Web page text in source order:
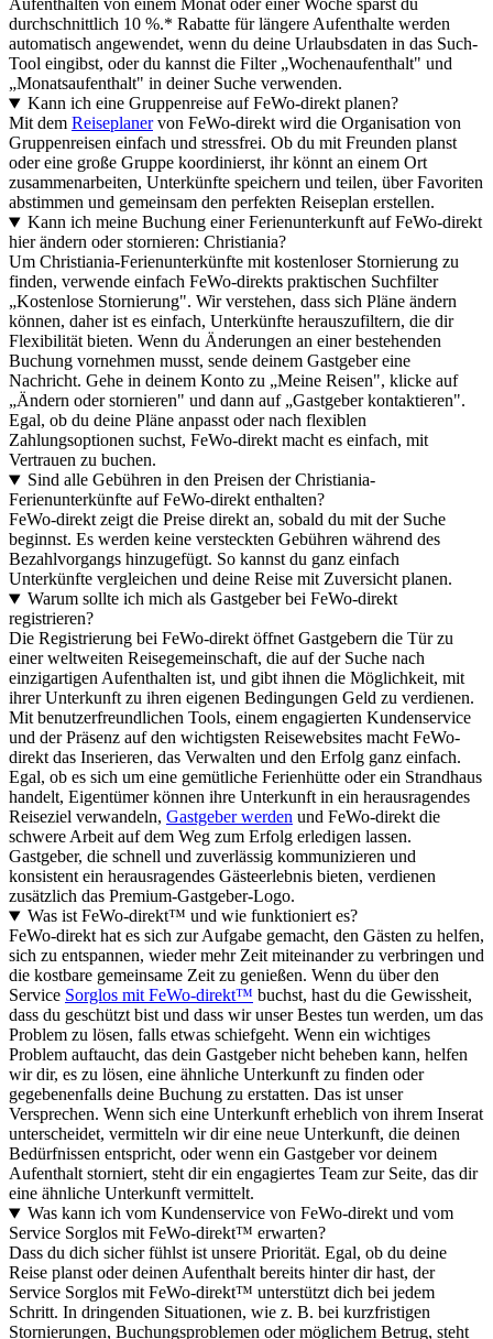
Aufenthalten von einem Monat oder einer Woche sparst du
durchschnittlich 10 %.* Rabatte für längere Aufenthalte werden
automatisch angewendet, wenn du deine Urlaubsdaten in das Such-
Tool eingibst, oder du kannst die Filter „Wochenaufenthalt" und
„Monatsaufenthalt" in deiner Suche verwenden.
Kann ich eine Gruppenreise auf FeWo-direkt planen?
Mit dem Reiseplanervon FeWo-direkt wird die Organisation von
Gruppenreisen einfach und stressfrei. Ob du mit Freunden planst
oder eine große Gruppe koordinierst, ihr könnt an einem Ort
zusammenarbeiten, Unterkünfte speichern und teilen, über Favoriten
abstimmen und gemeinsam den perfekten Reiseplan erstellen.
Kann ich meine Buchung einer Ferienunterkunft auf FeWo-direkt
hier ändern oder stornieren: Christiania?
Um Christiania-Ferienunterkünfte mit kostenloser Stornierung zu
finden, verwende einfach FeWo-direkts praktischen Suchfilter
„Kostenlose Stornierung". Wir verstehen, dass sich Pläne ändern
können, daher ist es einfach, Unterkünfte herauszufiltern, die dir
Flexibilität bieten. Wenn du Änderungen an einer bestehenden
Buchung vornehmen musst, sende deinem Gastgeber eine
Nachricht. Gehe in deinem Konto zu „Meine Reisen", klicke auf
„Ändern oder stornieren" und dann auf „Gastgeber kontaktieren".
Egal, ob du deine Pläne anpasst oder nach flexiblen
Zahlungsoptionen suchst, FeWo-direkt macht es einfach, mit
Vertrauen zu buchen.
Sind alle Gebühren in den Preisen der Christiania-
Ferienunterkünfte auf FeWo-direkt enthalten?
FeWo-direkt zeigt die Preise direkt an, sobald du mit der Suche
beginnst. Es werden keine versteckten Gebühren während des
Bezahlvorgangs hinzugefügt. So kannst du ganz einfach
Unterkünfte vergleichen und deine Reise mit Zuversicht planen.
Warum sollte ich mich als Gastgeber bei FeWo-direkt
registrieren?
Die Registrierung bei FeWo-direkt öffnet Gastgebern die Tür zu
einer weltweiten Reisegemeinschaft, die auf der Suche nach
einzigartigen Aufenthalten ist, und gibt ihnen die Möglichkeit, mit
ihrer Unterkunft zu ihren eigenen Bedingungen Geld zu verdienen.
Mit benutzerfreundlichen Tools, einem engagierten Kundenservice
und der Präsenz auf den wichtigsten Reisewebsites macht FeWo-
direkt das Inserieren, das Verwalten und den Erfolg ganz einfach.
Egal, ob es sich um eine gemütliche Ferienhütte oder ein Strandhaus
handelt, Eigentümer können ihre Unterkunft in ein herausragendes
Reiseziel verwandeln, Gastgeber werden und FeWo-direkt die
schwere Arbeit auf dem Weg zum Erfolg erledigen lassen.
Gastgeber, die schnell und zuverlässig kommunizieren und
konsistent ein herausragendes Gästeerlebnis bieten, verdienen
zusätzlich das Premium-Gastgeber-Logo.
Was ist FeWo-direkt™ und wie funktioniert es?
FeWo-direkt hat es sich zur Aufgabe gemacht, den Gästen zu helfen,
sich zu entspannen, wieder mehr Zeit miteinander zu verbringen und
die kostbare gemeinsame Zeit zu genießen. Wenn du über den
Service Sorglos mit FeWo-direkt™ buchst, hast du die Gewissheit,
dass du geschützt bist und dass wir unser Bestes tun werden, um das
Problem zu lösen, falls etwas schiefgeht. Wenn ein wichtiges
Problem auftaucht, das dein Gastgeber nicht beheben kann, helfen
wir dir, es zu lösen, eine ähnliche Unterkunft zu finden oder
gegebenenfalls deine Buchung zu erstatten. Das ist unser
Versprechen. Wenn sich eine Unterkunft erheblich von ihrem Inserat
unterscheidet, vermitteln wir dir eine neue Unterkunft, die deinen
Bedürfnissen entspricht, oder wenn ein Gastgeber vor deinem
Aufenthalt storniert, steht dir ein engagiertes Team zur Seite, das dir
eine ähnliche Unterkunft vermittelt.
Was kann ich vom Kundenservice von FeWo-direkt und vom
Service Sorglos mit FeWo-direkt™ erwarten?
Dass du dich sicher fühlst ist unsere Priorität. Egal, ob du deine
Reise planst oder deinen Aufenthalt bereits hinter dir hast, der
Service Sorglos mit FeWo-direkt™ unterstützt dich bei jedem
Schritt. In dringenden Situationen, wie z. B. bei kurzfristigen
Stornierungen, Buchungsproblemen oder möglichem Betrug, steht